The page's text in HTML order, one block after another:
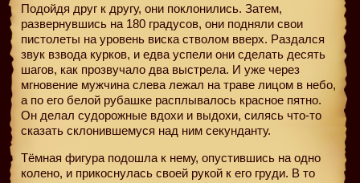
Подойдя друг к другу, они поклонились. Затем,
развернувшись на 180 градусов, они подняли свои
пистолеты на уровень виска стволом вверх. Раздался
звук взвода курков, и едва успели они сделать десять
шагов, как прозвучало два выстрела. И уже через
мгновение мужчина слева лежал на траве лицом в небо,
а по его белой рубашке расплывалось красное пятно.
Он делал судорожные вдохи и выдохи, силясь что-то
сказать склонившемуся над ним секунданту.
Тёмная фигура подошла к нему, опустившись на одно
колено, и прикоснулась своей рукой к его груди. В то